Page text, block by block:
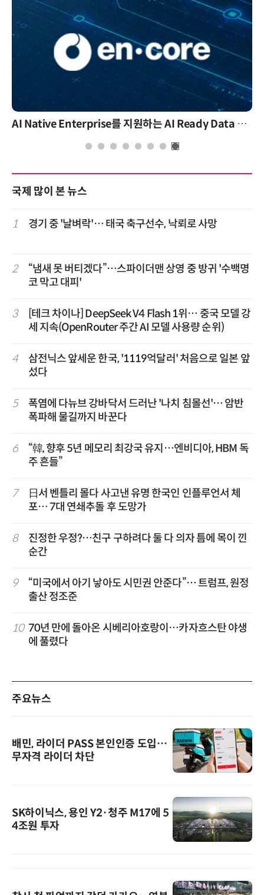
AI 시대의 옵저버빌리티: GPU·LLM 모니터링부터 AI 기반 장애 대응까지
국제 많이 본 뉴스
1 경기 중 '날벼락'… 태국 축구선수, 낙뢰로 사망
2
“냄새 못 버티겠다”…스파이더맨 상영 중 방귀 '수백명
코 막고 대피'
3
[테크 차이나] DeepSeek V4 Flash 1위… 중국 모델 강
세 지속(OpenRouter 주간 AI 모델 사용량 순위)
4
삼전닉스 앞세운 한국, '1119억달러' 처음으로 일본 앞
섰다
5
폭염에 다뉴브 강바닥서 드러난 '나치 침몰선'… 암반
폭파해 물길까지 바꾼다
6
“韓, 향후 5년 메모리 최강국 유지…엔비디아, HBM 독
주 흔들”
7
日서 벤틀리 몰다 사고낸 유명 한국인 인플루언서 체
포… 7대 연쇄추돌 후 도망가
8
진정한 우정?…친구 구하려다 둘 다 의자 틈에 목이 낀
순간
9
“미국에서 아기 낳아도 시민권 안준다”… 트럼프, 원정
출산 정조준
10 70년 만에 돌아온 시베리아호랑이…카자흐스탄 야생
에 풀렸다
주요뉴스
배민, 라이더 PASS 본인인증 도입…
무자격 라이더 차단
SK하이닉스, 용인 Y2·청주 M17에 5
4조원 투자